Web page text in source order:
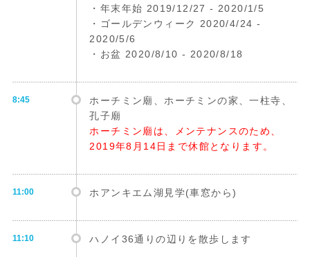
・年末年始 2019/12/27 - 2020/1/5
・ゴールデンウィーク 2020/4/24 -
2020/5/6
・お盆 2020/8/10 - 2020/8/18
8:45
ホーチミン廟、ホーチミンの家、一柱寺、
孔子廟
ホーチミン廟は、メンテナンスのため、
2019年8月14日まで休館となります。
11:00 ホアンキエム湖見学(車窓から)
11:10 ハノイ36通りの辺りを散歩します